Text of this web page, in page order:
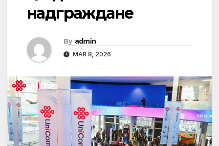
надграждане
By admin
MAR 8, 2026